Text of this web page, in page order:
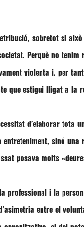
sobretot si
Perquè no tenim
violenta i, per
que estigui lligat a la
d’elaborar tota
sinó una
posava molts
professional i la
entre el